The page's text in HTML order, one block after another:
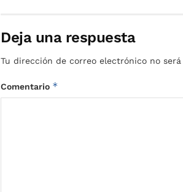
Deja una respuesta
Tu dirección de correo electrónico no
Comentario *